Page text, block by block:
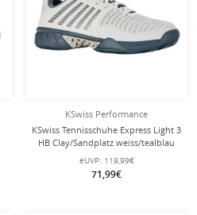
KSwiss Performance
KSwiss Tennisschuhe Express Light 3
HB Clay/Sandplatz weiss/tealblau
Herren
eUVP: 119,99€
71,99€